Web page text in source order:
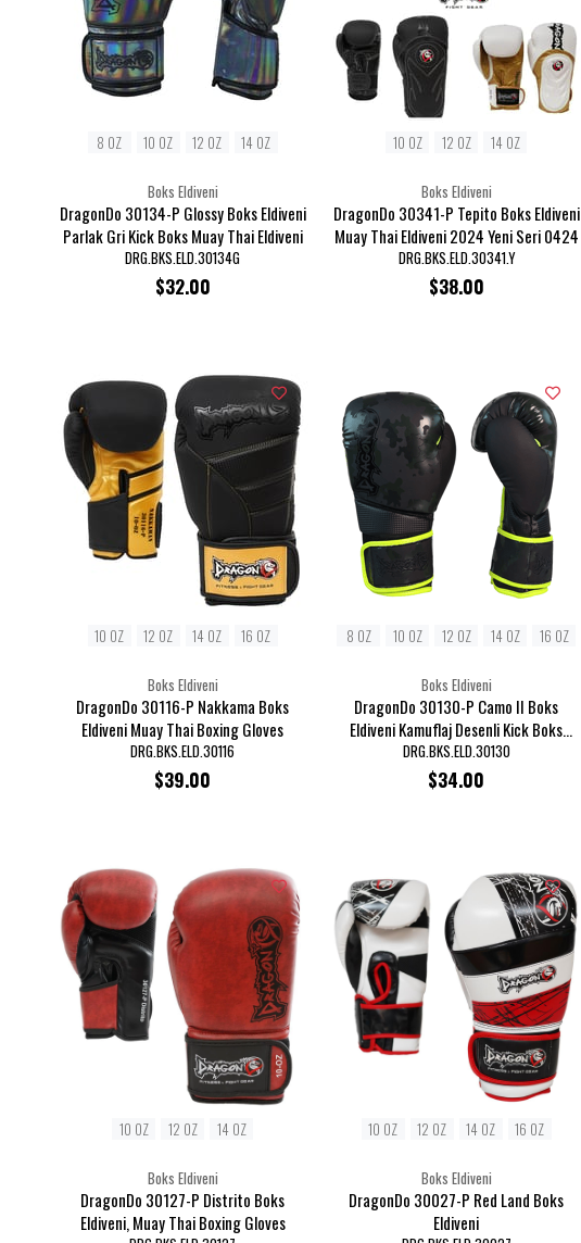
Boks Eldiveni
DragonDo 30134-P Glossy Boks Eldiveni
Parlak Gri Kick Boks Muay Thai Eldiveni
DRG.BKS.ELD.30134G
$32.00
8 OZ 10 OZ 12 OZ 14 OZ
Boks Eldiveni
DragonDo 30341-P Tepito Boks Eldiveni
Muay Thai Eldiveni 2024 Yeni Seri 0424
DRG.BKS.ELD.30341.Y
$38.00
10 OZ 12 OZ 14 OZ
Boks Eldiveni
DragonDo 30116-P Nakkama Boks
Eldiveni Muay Thai Boxing Gloves
DRG.BKS.ELD.30116
$39.00
10 OZ 12 OZ 14 OZ 16 OZ
Boks Eldiveni
DragonDo 30130-P Camo II Boks
Eldiveni Kamuflaj Desenli Kick Boks
Muaythai Eldiveni
DRG.BKS.ELD.30130
$34.00
8 OZ 10 OZ 12 OZ 14 OZ 16 OZ
Boks Eldiveni
DragonDo 30127-P Distrito Boks
Eldiveni, Muay Thai Boxing Gloves
10 OZ 12 OZ 14 OZ
Boks Eldiveni
DragonDo 30027-P Red Land Boks
Eldiveni
10 OZ 12 OZ 14 OZ 16 OZ